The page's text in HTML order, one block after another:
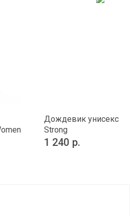
Дождевик унисекс
Strong
1 240 р.